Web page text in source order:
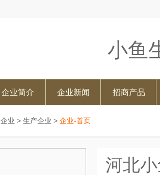
小鱼
企业简介 企业新闻 招商产品
企业 > 生产企业 > 企业-首页
河北